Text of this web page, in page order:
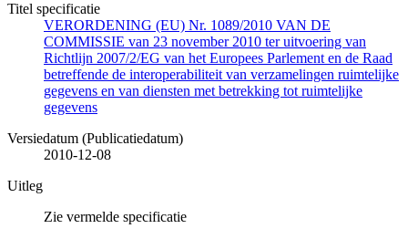
Titel specificatie
VERORDENING (EU) Nr. 1089/2010 VAN DE
COMMISSIE van 23 november 2010 ter uitvoering van
Richtlijn 2007/2/EG van het Europees Parlement en de Raad
betreffende de interoperabiliteit van verzamelingen ruimtelijke
gegevens en van diensten met betrekking tot ruimtelijke
gegevens
Versiedatum (Publicatiedatum)
2010-12-08
Uitleg
Zie vermelde specificatie